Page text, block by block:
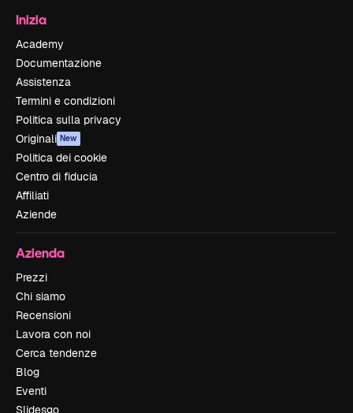
Inizia
Academy
Documentazione
Assistenza
Termini e condizioni
Politica sulla privacy
Originali New
Politica dei cookie
Centro di fiducia
Affiliati
Aziende
Azienda
Prezzi
Chi siamo
Recensioni
Lavora con noi
Cerca tendenze
Blog
Eventi
Slidesgo